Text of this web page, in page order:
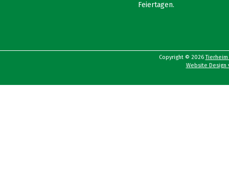
Feiertagen.
Copyright © 2026Tierheim
Website Design